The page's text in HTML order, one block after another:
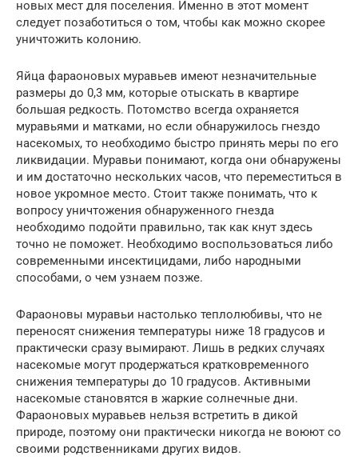
новых мест для поселения. Именно в этот момент
следует позаботиться о том, чтобы как можно скорее
уничтожить колонию.
Яйца фараоновых муравьев имеют незначительные
размеры до 0,3 мм, которые отыскать в квартире
большая редкость. Потомство всегда охраняется
муравьями и матками, но если обнаружилось гнездо
насекомых, то необходимо быстро принять меры по его
ликвидации. Муравьи понимают, когда они обнаружены
и им достаточно нескольких часов, что переместиться в
новое укромное место. Стоит также понимать, что к
вопросу уничтожения обнаруженного гнезда
необходимо подойти правильно, так как кнут здесь
точно не поможет. Необходимо воспользоваться либо
современными инсектицидами, либо народными
способами, о чем узнаем позже.
Фараоновы муравьи настолько теплолюбивы, что не
переносят снижения температуры ниже 18 градусов и
практически сразу вымирают. Лишь в редких случаях
насекомые могут продержаться кратковременного
снижения температуры до 10 градусов. Активными
насекомые становятся в жаркие солнечные дни.
Фараоновых муравьев нельзя встретить в дикой
природе, поэтому они практически никогда не воюют со
своими родственниками других видов.